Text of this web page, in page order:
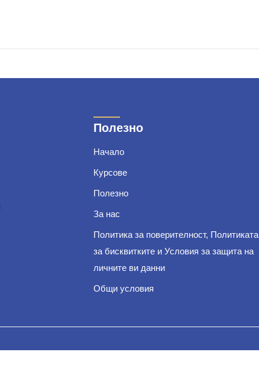
Полезно
Начало
Курсове
Полезно
За нас
Политика за поверителност, Политиката
за бисквитките и Условия за защита на
личните ви данни
Общи условия